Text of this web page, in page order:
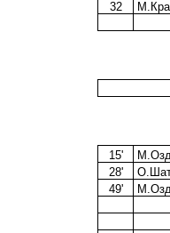
32
15'
28'
49'